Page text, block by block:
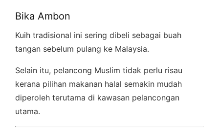
Bika Ambon
Kuih tradisional ini sering dibeli sebagai buah
tangan sebelum pulang ke Malaysia.
Selain itu, pelancong Muslim tidak perlu risau
kerana pilihan makanan halal semakin mudah
diperoleh terutama di kawasan pelancongan
utama.